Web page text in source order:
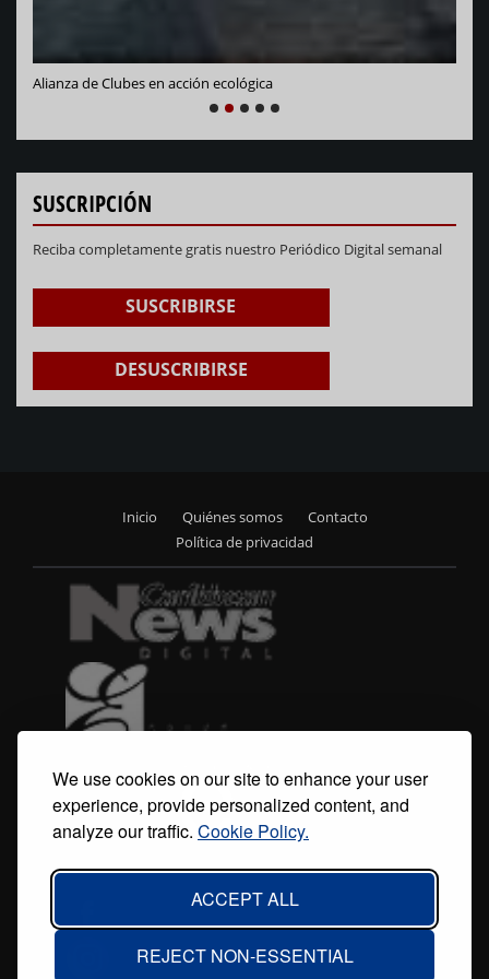
We use cookies on our site to enhance your user
experience, provide personalized content, and
analyze our traffic. Cookie Policy.
ACCEPT ALL
REJECT NON-ESSENTIAL
PREVIOUS
SUSCRIPCIÓN
Reciba completamente gratis nuestro Periódico Digital semanal
SUSCRIBIRSE
DESUSCRIBIRSE
menu
Inicio Quiénes somos
Contacto
Política de privacidad